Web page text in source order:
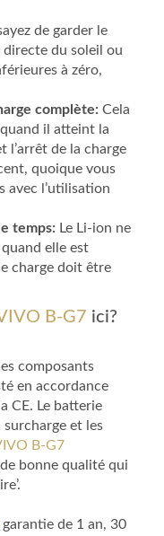
de garder le
directe du soleil ou
à zéro,
complète: Cela
il atteint la
l’arrêt de la charge
quoique vous
avec l’utilisation
temps: Le Li-ion ne
elle est
charge doit être
B-G7 ici?
composants
en accordance
CE. Le batterie
et les
B-G7
bonne qualité qui
garantie de 1 an, 30